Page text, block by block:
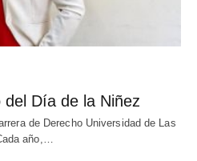
Día de la Niñez
de Derecho Universidad de Las
año,…